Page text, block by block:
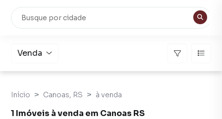
Venda
Início Canoas, RS à venda
1 Imóveis à venda em Canoas RS